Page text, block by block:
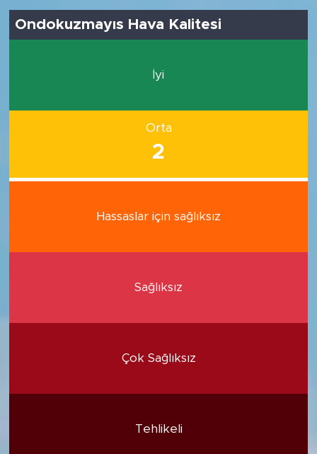
Ondokuzmayıs Hava Kalitesi
İyi
Orta
2
Hassaslar için sağlıksız
Sağlıksız
Çok Sağlıksız
Tehlikeli